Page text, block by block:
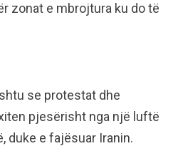
zonat e mbrojtura ku do të
se protestat dhe
pjesërisht nga një luftë
duke e fajësuar Iranin.